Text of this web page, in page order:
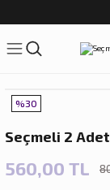
Takımları
Takımları
%30
Seçmeli 2
560,00 TL